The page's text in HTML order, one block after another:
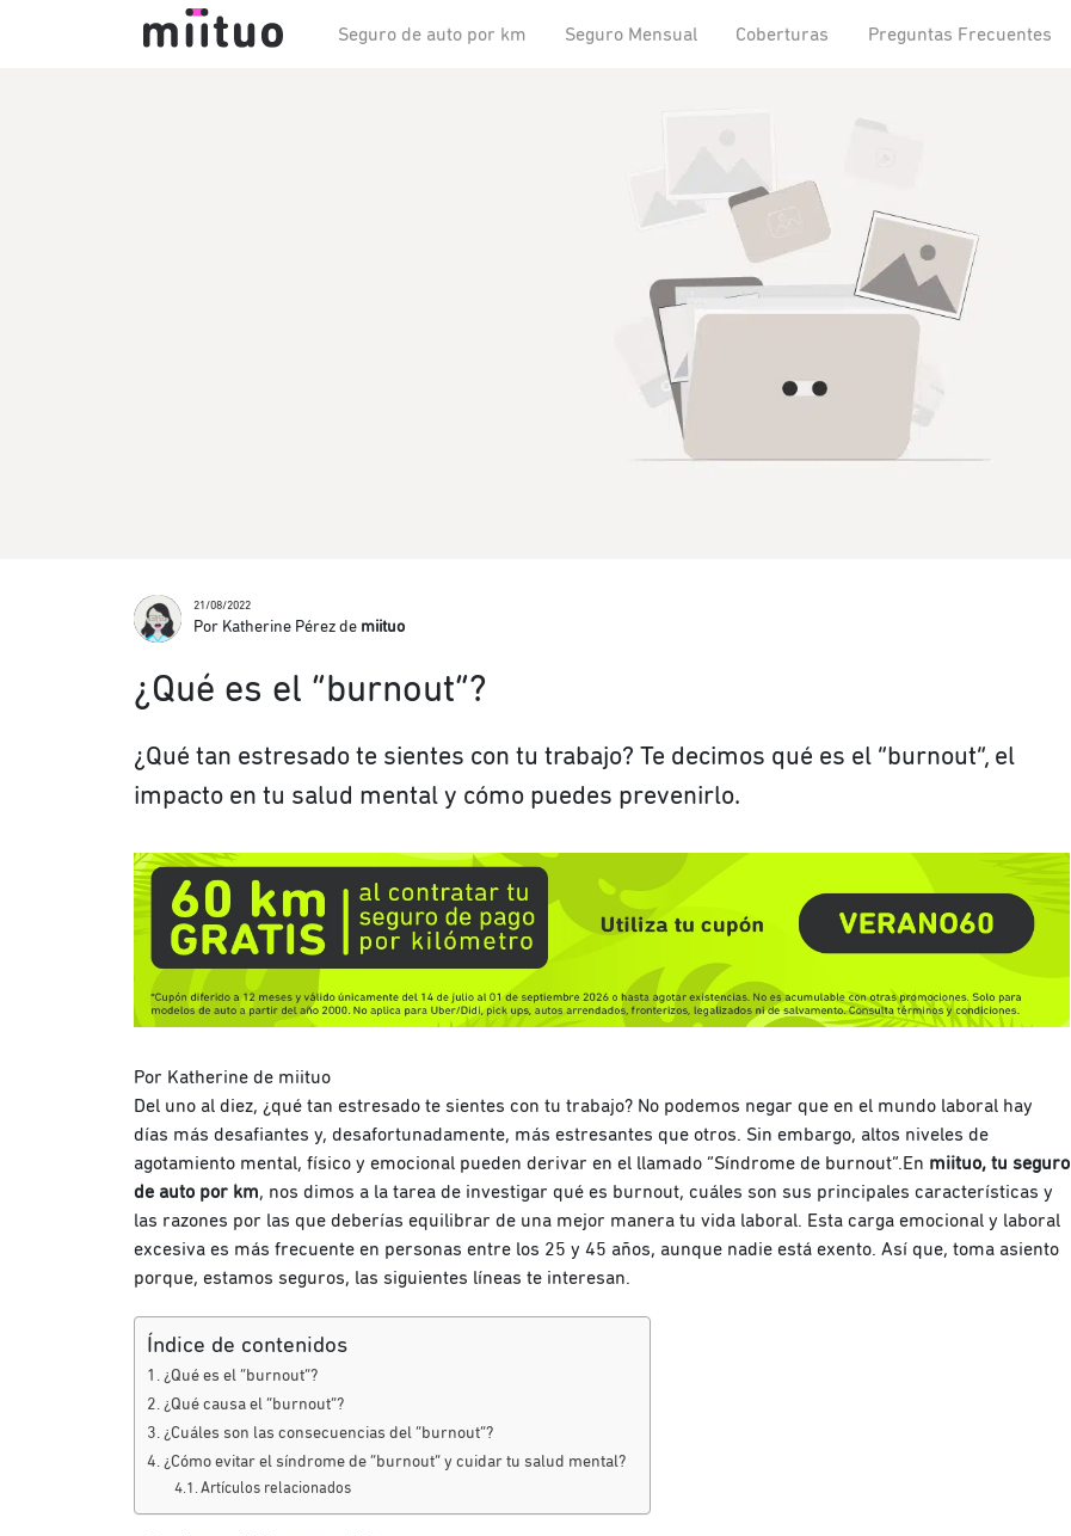
Seguro de auto por km Seguro Mensual Coberturas Preguntas Frecuentes
21/08/2022
Por Katherine Pérez de miituo
¿Qué es el “burnout”?
¿Qué tan estresado te sientes con tu trabajo? Te decimos qué es el “burnout”, el
impacto en tu salud mental y cómo puedes prevenirlo.
Por Katherine de miituo
Del uno al diez, ¿qué tan estresado te sientes con tu trabajo? No podemos negar que en el mundo laboral hay
días más desafiantes y, desafortunadamente, más estresantes que otros. Sin embargo, altos niveles de
agotamiento mental, físico y emocional pueden derivar en el llamado “Síndrome de burnout”.En miituo, tu seguro
de auto por km, nos dimos a la tarea de investigar qué es burnout, cuáles son sus principales características y
las razones por las que deberías equilibrar de una mejor manera tu vida laboral. Esta carga emocional y laboral
excesiva es más frecuente en personas entre los 25 y 45 años, aunque nadie está exento. Así que, toma asiento
porque, estamos seguros, las siguientes líneas te interesan.
Índice de contenidos
¿Qué es el “burnout”?
¿Qué causa el “burnout”?
¿Cuáles son las consecuencias del “burnout”?
¿Cómo evitar el síndrome de “burnout” y cuidar tu salud mental?
Artículos relacionados